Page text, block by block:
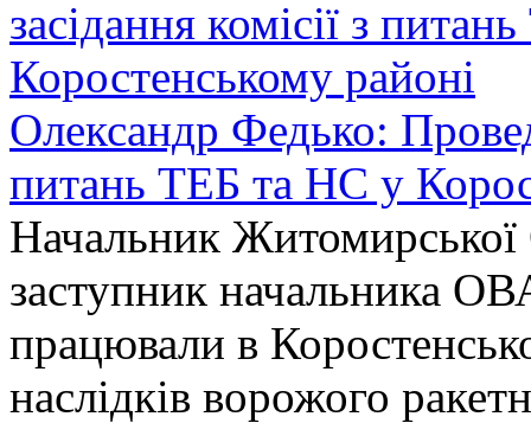
Олександр Федько:
питань ТЕБ та НС у
Начальник
заступник начальника
працювали в
наслідків ворожого